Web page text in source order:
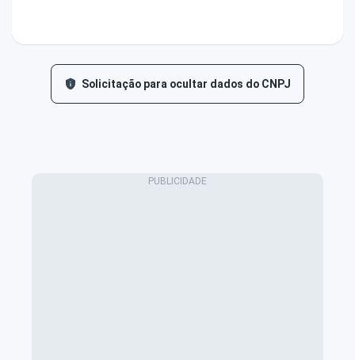
Solicitação para ocultar dados do CNPJ